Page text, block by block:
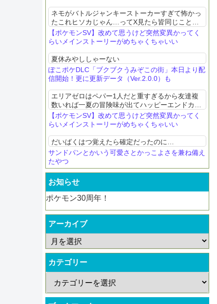
ネモがバトルジャンキーストーカーすぎて怖かっ
たこれヒソカじゃん…ってX見たら皆同じこと思
ってたわ
【ポケモンSV】改めて思うけど突然変異かってく
らいメインストーリーがめちゃくちゃいい
夏休みやししゃーない
ぽこポケDLC「ブクブクうみぞこの街」本日より配
信開始！更に更新データ（Ver.2.0.0）も
エリアゼロはペパー1人だと重すぎるから友達複
数いれば一夏の冒険味が出てハッピーエンドカ
メ？スグリきゅんの締めに置いとくね
【ポケモンSV】改めて思うけど突然変異かってく
らいメインストーリーがめちゃくちゃいい
だいばくはつ覚えたら確定だったのに…
サンドパンとかいう可愛さとかっこよさを兼ね備え
たやつ
お知らせ
ポケモン30周年！
アーカイブ
カテゴリー